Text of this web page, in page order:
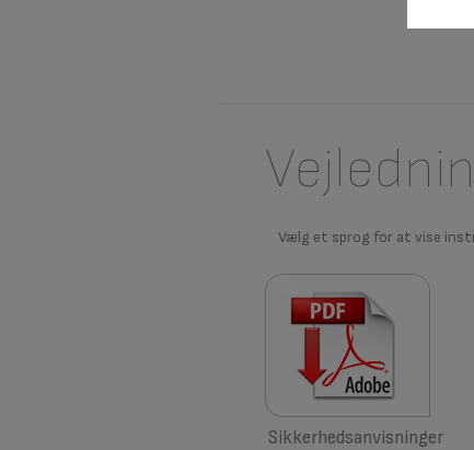
Vælg et sprog for at vise
Sikkerhedsanvisninger